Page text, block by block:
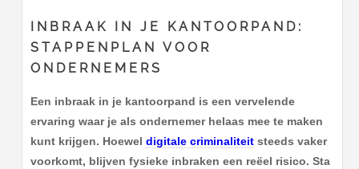
INBRAAK IN JE KANTOORPAND:
STAPPENPLAN VOOR
ONDERNEMERS
Een inbraak in je kantoorpand is een vervelende
ervaring waar je als ondernemer helaas mee te maken
kunt krijgen. Hoeweldigitale criminaliteit steeds vaker
voorkomt, blijven fysieke inbraken een reëel risico. Sta